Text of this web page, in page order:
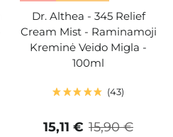
Dr. Althea - 345 Relief
Cream Mist - Raminamoji
Kreminė Veido Migla -
100ml
43
15,90 €
15,11 €